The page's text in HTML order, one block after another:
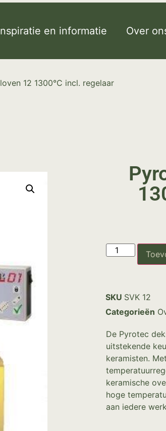
en informatie Over
12 1300°C incl. regelaar
SKU SVK 12
Categorieën
De Pyrotec
uitstekende
keramisten.
keramische
hoge
aan iedere